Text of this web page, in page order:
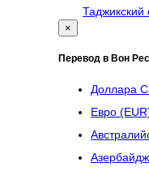
Таджикский
×
Перевод в Вон
Доллара
Евро